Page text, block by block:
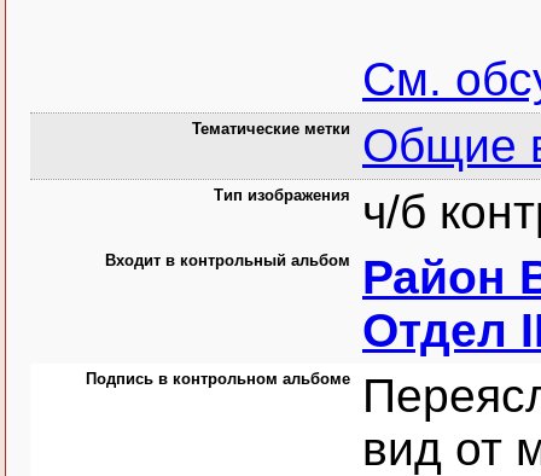
См.
Тематические метки Общие
Тип изображения ч/б
Входит в контрольный альбом
Район
Отдел
Подпись в контрольном альбоме
вид от